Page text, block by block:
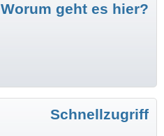
Worum geht es hier?
Schnellzugriff